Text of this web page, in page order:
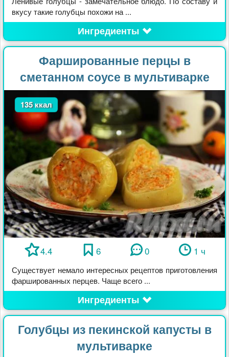
вкусу такие голубцы похожи на ...
Ингредиенты
Фаршированные перцы в
сметанном соусе в мультиварке
135 ккал
4.4 6 0 1 ч
Существует немало интересных рецептов приготовления
фаршированных перцев. Чаще всего ...
Ингредиенты
Голубцы из пекинской капусты в
мультиварке